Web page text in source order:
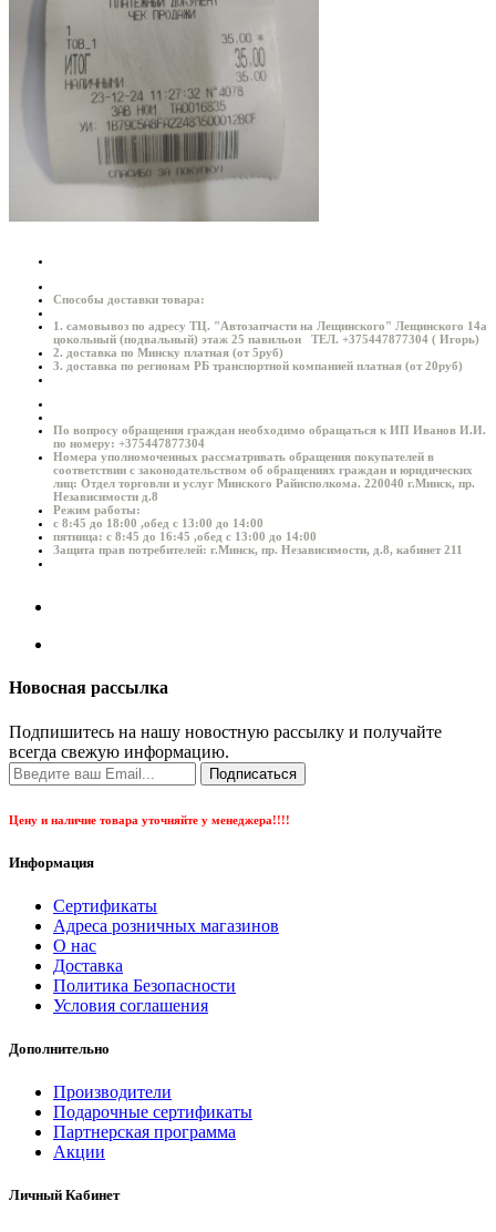
Способы доставки товара:
1. самовывоз по адресу ТЦ. "Автозапчасти на Лещинского" Лещинского 14а
цокольный (подвальный) этаж 25 павильон ТЕЛ. +375447877304 ( Игорь)
2. доставка по Минску платная (от 5руб)
3. доставка по регионам РБ транспортной компанией платная (от 20руб)
По вопросу обращения граждан необходимо обращаться к ИП Иванов И.И.
по номеру: +375447877304
Номера уполномоченных рассматривать обращения покупателей в
соответствии с законодательством об обращениях граждан и юридических
лиц: Отдел торговли и услуг Минского Райисполкома. 220040 г.Минск, пр.
Независимости д.8
Режим работы:
с 8:45 до 18:00 ,обед с 13:00 до 14:00
пятница: с 8:45 до 16:45 ,обед с 13:00 до 14:00
Защита прав потребителей: г.Минск, пр. Независимости, д.8, кабинет 211
Новосная рассылка
Подпишитесь на нашу новостную рассылку и получайте
всегда свежую информацию.
Подписаться
Цену и наличие товара уточняйте у менеджера!!!!
Информация
Сертификаты
Адреса розничных магазинов
О нас
Доставка
Политика Безопасности
Условия соглашения
Дополнительно
Производители
Подарочные сертификаты
Партнерская программа
Акции
Личный Кабинет